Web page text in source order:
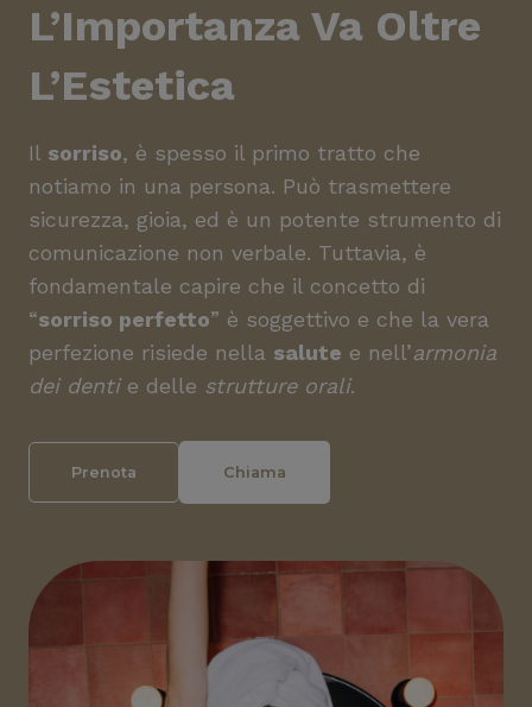
L’Importanza Va Oltre
L’Estetica
Il sorriso, è spesso il primo tratto che
notiamo in una persona. Può trasmettere
sicurezza, gioia, ed è un potente strumento di
comunicazione non verbale. Tuttavia, è
fondamentale capire che il concetto di
“sorriso perfetto” è soggettivo e che la vera
perfezione risiede nella salute e nell’armonia
dei dentie delle strutture orali.
Prenota Chiama